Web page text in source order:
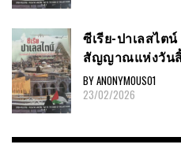
ซีเรีย​-ปาเลสไต
สัญญาณ​แห่งวัน
BY ANONYMOUS01
23/02/2026